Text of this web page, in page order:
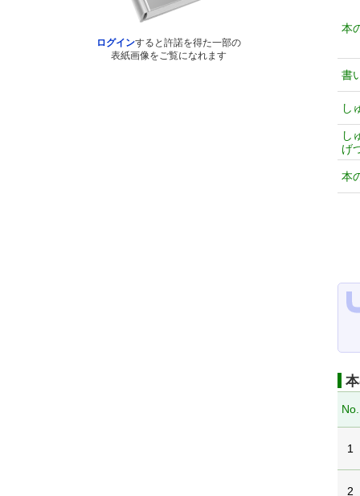
ログインすると許諾を得た一部の
表紙画像をご覧になれます
本
書
し
し
げ
本
No.
1
2